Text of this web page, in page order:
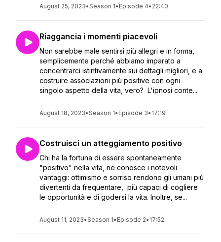
August 25, 2023•Season 1• Episode 4• 22:40
Riaggancia i momenti piacevoli
Non sarebbe male sentirsi più allegri e in forma,
semplicemente perché abbiamo imparato a
concentrarci istintivamente sui dettagli migliori, e a
costruire associazioni più positive con ogni
singolo aspetto della vita, vero? L'ipnosi conte...
August 18, 2023•Season 1• Episode 3• 17:19
Costruisci un atteggiamento positivo
Chi ha la fortuna di essere spontaneamente
"positivo" nella vita, ne conosce i notevoli
vantaggi: ottimismo e sorriso rendono gli umani più
divertenti da frequentare, più capaci di cogliere
le opportunità e di godersi la vita. Inoltre, se...
August 11, 2023•Season 1• Episode 2• 17:52